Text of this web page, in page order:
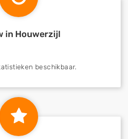
in Houwerzijl
beschikbaar.